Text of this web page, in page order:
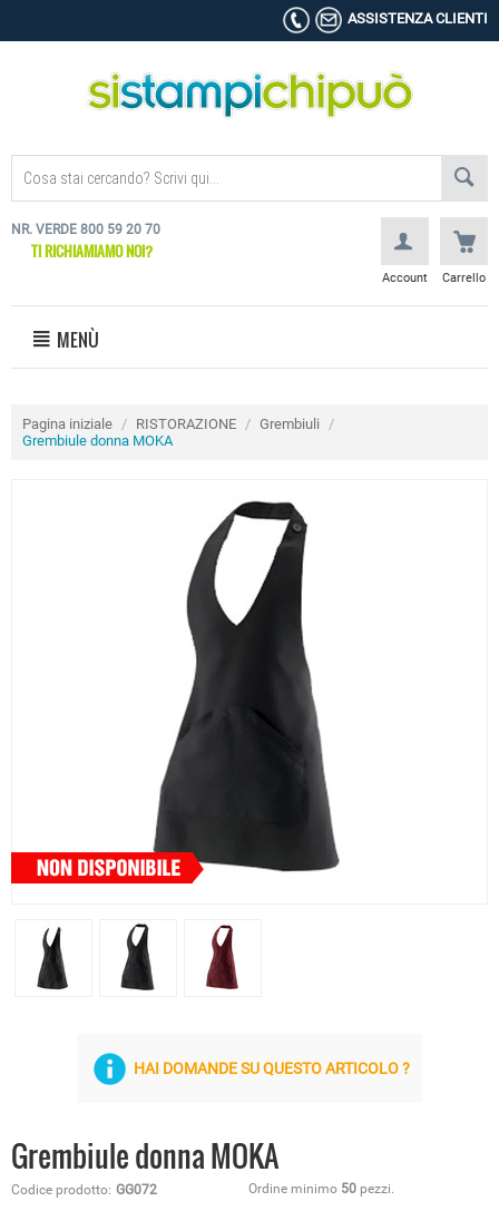
ASSISTENZA CLIENTI
NR. VERDE 800 59 20 70
TI RICHIAMIAMO NOI?
Carrello
Account
MENÙ
Pagina iniziale / RISTORAZIONE / Grembiuli /
Grembiule donna MOKA
HAI DOMANDE SU QUESTO ARTICOLO ?
Grembiule donna MOKA
Codice prodotto: GG072 Ordine minimo 50pezzi.